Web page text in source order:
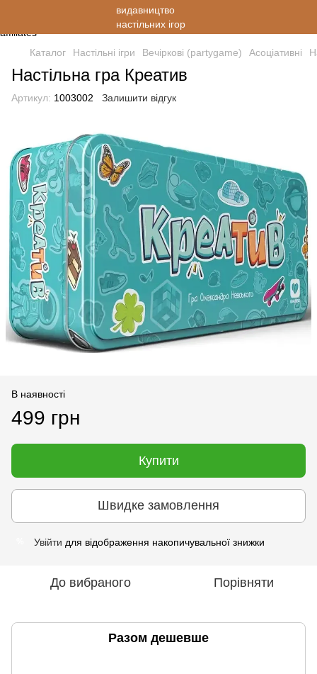
Каталог Настільні ігри Вечіркові (partygame) Асоціативні
Настільна гра Креатив
Артикул: 1003002 Залишити відгук
В наявності
499 грн
Купити
Швидке замовлення
Увійти для відображення накопичувальної знижки
До вибраного Порівняти
Разом дешевше